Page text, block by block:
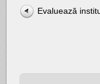
Evaluează